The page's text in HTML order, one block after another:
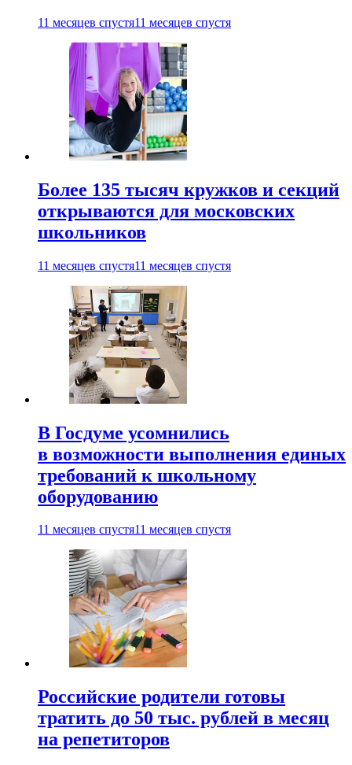
11 месяцев спустя11 месяцев спустя
Более 135 тысяч кружков и секций
открываются для московских
школьников
11 месяцев спустя11 месяцев спустя
В Госдуме усомнились
в возможности выполнения единых
требований к школьному
оборудованию
11 месяцев спустя11 месяцев спустя
Российские родители готовы
тратить до 50 тыс. рублей в месяц
на репетиторов